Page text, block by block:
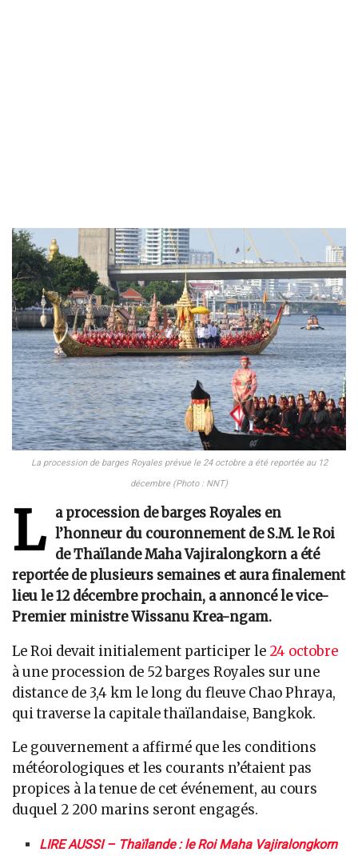
La procession de barges Royales prévue le 24 octobre a été reportée au 12
décembre (Photo : NNT)
L
a procession de barges Royales en
l’honneur du couronnement de S.M. le Roi
de Thaïlande Maha Vajiralongkorn a été
reportée de plusieurs semaines et aura finalement
lieu le 12 décembre prochain, a annoncé le vice-
Premier ministre Wissanu Krea-ngam.
Le Roi devait initialement participer le 24 octobre
à une procession de 52 barges Royales sur une
distance de 3,4 km le long du fleuve Chao Phraya,
qui traverse la capitale thaïlandaise, Bangkok.
Le gouvernement a affirmé que les conditions
météorologiques et les courants n’étaient pas
propices à la tenue de cet événement, au cours
duquel 2 200 marins seront engagés.
LIRE AUSSI – Thaïlande : le Roi Maha Vajiralongkorn